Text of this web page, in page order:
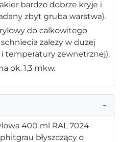
bardzo dobrze kryje i
zbyt gruba warstwa).
do calkowitego
zalezy w duzej
temperatury zewnetrznej).
ok. 1,3 mkw.
−
400 ml RAL 7024
błyszczący o